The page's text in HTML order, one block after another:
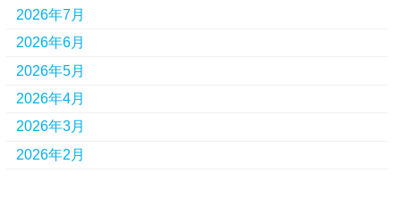
2026年7月
2026年6月
2026年5月
2026年4月
2026年3月
2026年2月